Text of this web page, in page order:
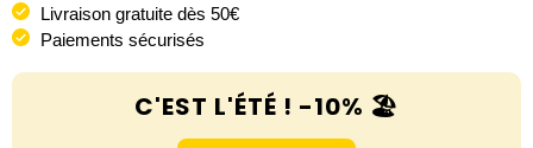
Livraison gratuite dès 50€
Paiements sécurisés
C'EST L'ÉTÉ ! -10% 🏖️